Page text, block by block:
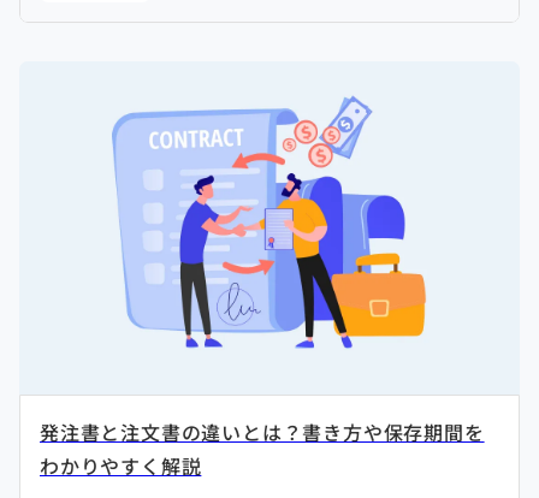
発注書と注文書の違いとは？書き方や保存期間を
わかりやすく解説